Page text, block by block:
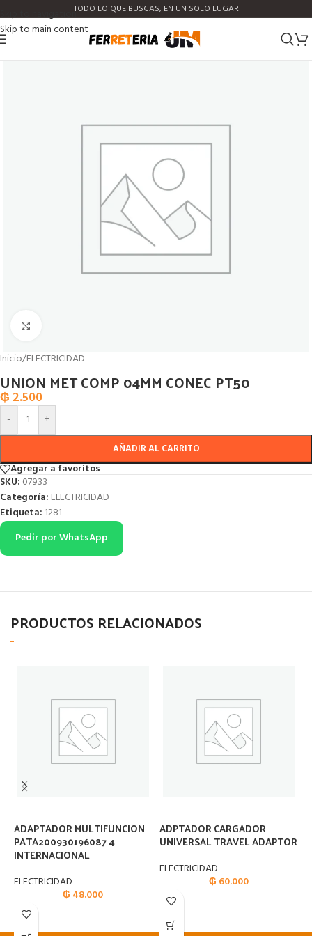
Skip to navigation
Skip to main content
TODO LO QUE BUSCAS, EN UN SOLO LUGAR
Inicio/ELECTRICIDAD
UNION MET COMP 04MM CONEC PT50
₲ 2.500
- +
AÑADIR AL CARRITO
Agregar a favoritos
SKU: 07933
Categoría: ELECTRICIDAD
Etiqueta: 1281
Pedir por WhatsApp
PRODUCTOS RELACIONADOS
ADAPTADOR MULTIFUNCION
PATA200930196087 4
INTERNACIONAL
ELECTRICIDAD
₲ 48.000
ADPTADOR CARGADOR
UNIVERSAL TRAVEL ADAPTOR
ELECTRICIDAD
₲ 60.000